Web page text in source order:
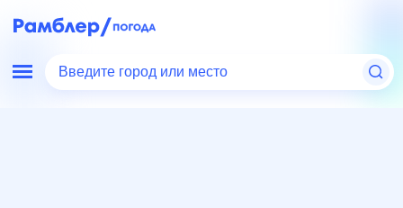
Введите город или место